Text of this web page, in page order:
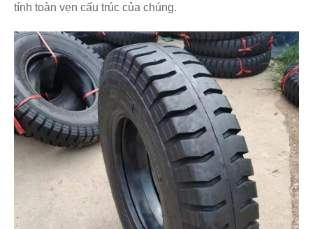
tính toàn vẹn cấu trúc của chúng.